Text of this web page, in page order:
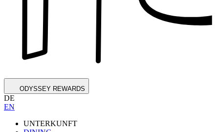
ODYSSEY REWARDS
DE
EN
UNTERKUNFT